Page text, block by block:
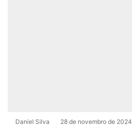
Daniel Silva 28 de novembro de 2024